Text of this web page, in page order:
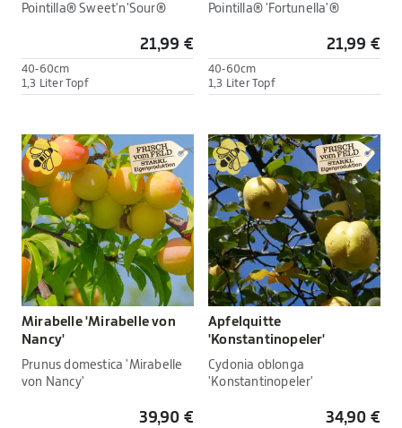
Pointilla® Sweet'n'Sour®
21,99 €
40-60cm
1,3 Liter Topf
Pointilla® 'Fortunella'®
21,99 €
40-60cm
1,3 Liter Topf
Mirabelle 'Mirabelle von
Nancy'
Prunus domestica 'Mirabelle
von Nancy'
39,90 €
Apfelquitte
'Konstantinopeler'
Cydonia oblonga
'Konstantinopeler'
34,90 €